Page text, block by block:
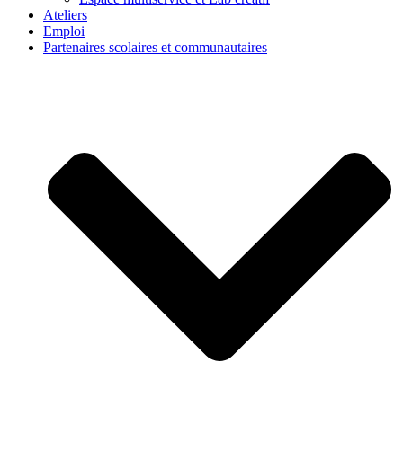
Ateliers
Emploi
Partenaires scolaires et communautaires